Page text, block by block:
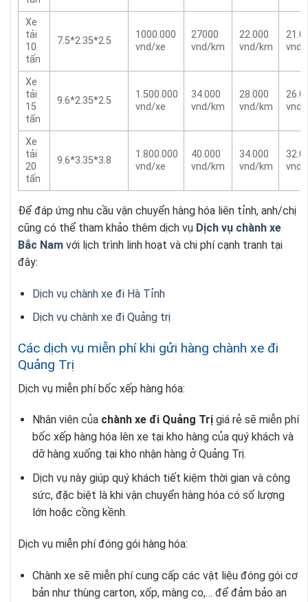
Xe
tải
10
tấn
7.5*2.35*2.5
1000.000
vnd/xe
27000
vnd/km
22.000
vnd/km
vnd/
Xe
tải
15
tấn
9.6*2.35*2.5
1.500.000
vnd/xe
34.000
vnd/km
28.000
vnd/km
vnd/
Xe
tải
20
tấn
9.6*3.35*3.8
1.800.000
vnd/xe
40.000
vnd/km
34.000
vnd/km
vnd/
Để đáp ứng nhu cầu vận chuyển hàng hóa liên tỉnh, anh/chị
cũng có thể tham khảo thêm dịch vụ Dịch vụ chành xe
Bắc Nam với lịch trình linh hoạt và chi phí cạnh tranh tại
đây:
Dịch vụ chành xe đi Hà Tỉnh
Dịch vụ chành xe đi Quảng trị
Các dịch vụ miễn phí khi gửi hàng chành xe đi
Quảng Trị
Dịch vụ miễn phí bốc xếp hàng hóa:
Nhân viên của chành xe đi Quảng Trị giá rẻ sẽ miễn phí
bốc xếp hàng hóa lên xe tại kho hàng của quý khách và
dỡ hàng xuống tại kho nhận hàng ở Quảng Trị.
Dịch vụ này giúp quý khách tiết kiệm thời gian và công
sức, đặc biệt là khi vận chuyển hàng hóa có số lượng
lớn hoặc cồng kềnh.
Dịch vụ miễn phí đóng gói hàng hóa:
Chành xe sẽ miễn phí cung cấp các vật liệu đóng gói cơ
bản như thùng carton, xốp, màng co,… để đảm bảo an